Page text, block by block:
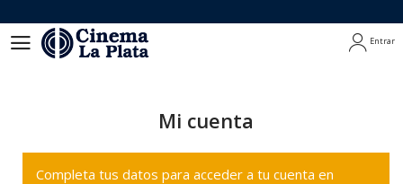
Entrar
Mi cuenta
Completa tus datos para acceder a tu cuenta en